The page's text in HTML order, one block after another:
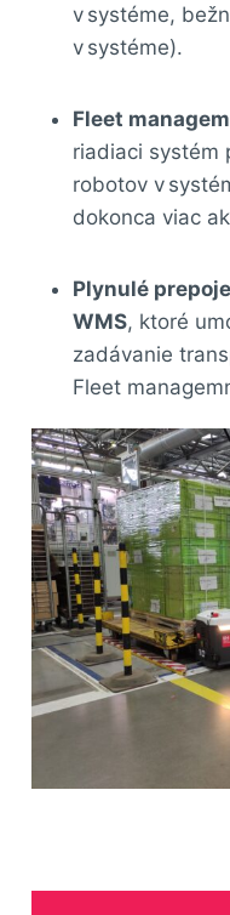
v systéme,
v systéme).
Fleet
riadiaci systém
robotov v
dokonca viac
Plynulé
WMS, ktoré
zadávanie
Fleet